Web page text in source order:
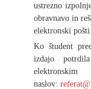
ustrezno
obravnavo in
elektronski pošti.
Ko študent
izdajo
naslov: